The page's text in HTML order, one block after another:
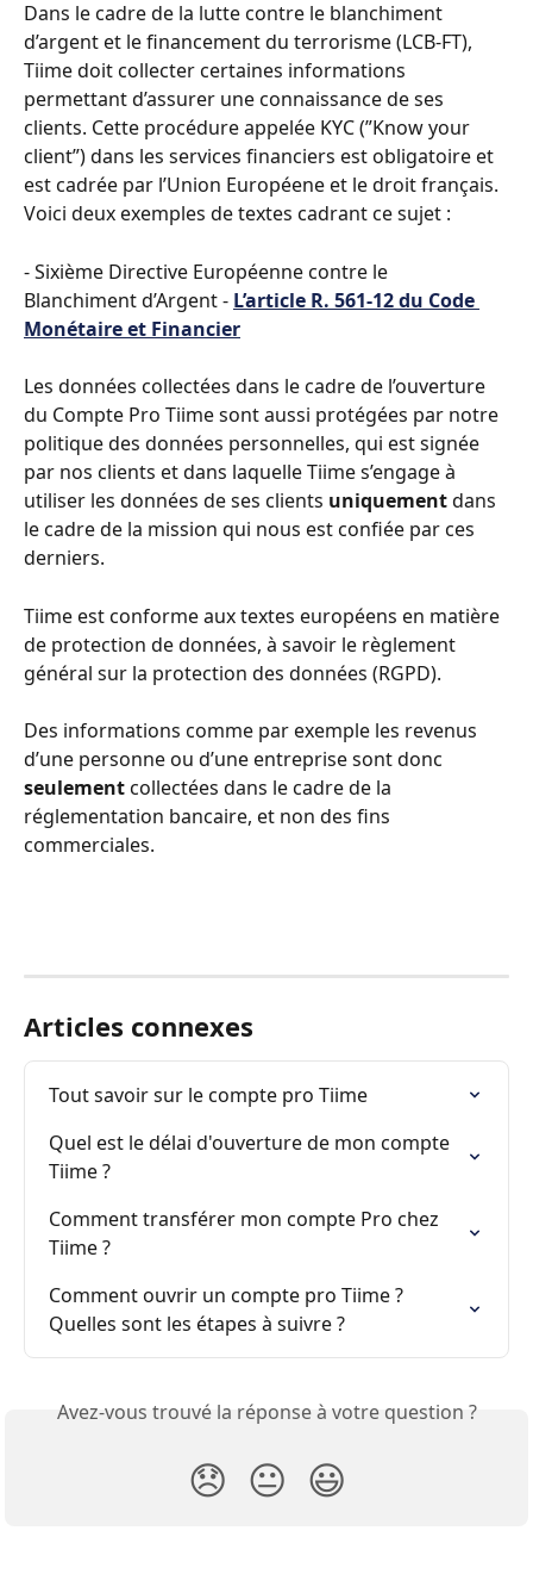
Dans le cadre de la lutte contre le blanchiment
d’argent et le financement du terrorisme (LCB-FT),
Tiime doit collecter certaines informations
permettant d’assurer une connaissance de ses
clients. Cette procédure appelée KYC (”Know your
client”) dans les services financiers est obligatoire et
est cadrée par l’Union Européene et le droit français.
Voici deux exemples de textes cadrant ce sujet :
- Sixième Directive Européenne contre le
Blanchiment d’Argent - L’article R. 561-12 du Code
Monétaire et Financier
Les données collectées dans le cadre de l’ouverture
du Compte Pro Tiime sont aussi protégées par notre
politique des données personnelles, qui est signée
par nos clients et dans laquelle Tiime s’engage à
utiliser les données de ses clients uniquement dans
le cadre de la mission qui nous est confiée par ces
derniers.
Tiime est conforme aux textes européens en matière
de protection de données, à savoir le règlement
général sur la protection des données (RGPD).
Des informations comme par exemple les revenus
d’une personne ou d’une entreprise sont donc
seulement collectées dans le cadre de la
réglementation bancaire, et non des fins
commerciales.
Articles connexes
Tout savoir sur le compte pro Tiime
Quel est le délai d'ouverture de mon compte
Tiime ?
Comment transférer mon compte Pro chez
Tiime ?
Comment ouvrir un compte pro Tiime ?
Quelles sont les étapes à suivre ?
Avez-vous trouvé la réponse à votre question ?
😞 😐 😃